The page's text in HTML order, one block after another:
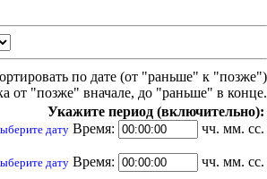
по дате (от "раньше" к "позже")
от "позже" вначале, до "раньше" в конце.
Укажите период (включительно):
дату Время: чч. мм. сс.
дату Время: чч. мм. сс.